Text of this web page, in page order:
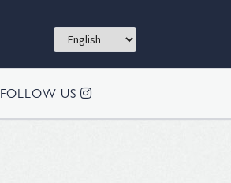
FOLLOW US